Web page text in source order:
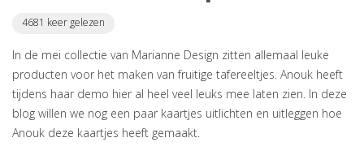
4681 keer gelezen
In de mei collectie van Marianne Design zitten allemaal leuke
producten voor het maken van fruitige tafereeltjes. Anouk heeft
tijdens haar demo hier al heel veel leuks mee laten zien. In deze
blog willen we nog een paar kaartjes uitlichten en uitleggen hoe
Anouk deze kaartjes heeft gemaakt.